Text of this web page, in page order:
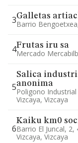
3Galletas
Barrio
4Frutas iru sa
Mercado
5
Salica
anonima
Poligono
Vizcaya, Vizcaya
6
Kaiku km0
Barrio El Juncal,
Vizcaya, Vizcaya